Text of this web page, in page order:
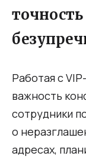
точность
Работая с
важность
сотрудники
о
адресах,